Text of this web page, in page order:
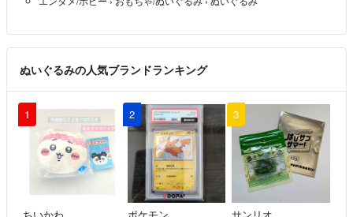
ぬいぐるみの人気ブランドランキング
1 2 3